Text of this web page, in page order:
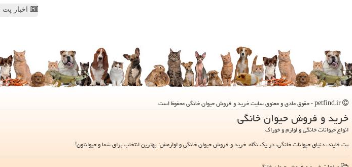
اخبار پت
خرید و فروش حیوان خانگی
انواع حیوانات خانگی و لوازم و خوراک
پت فایند، دنیای حیوانات خانگی، در یک نگاه. خرید و فروش حیوان خانگی و لوازمش: بهترین انتخاب برای شما و حیوانتون!